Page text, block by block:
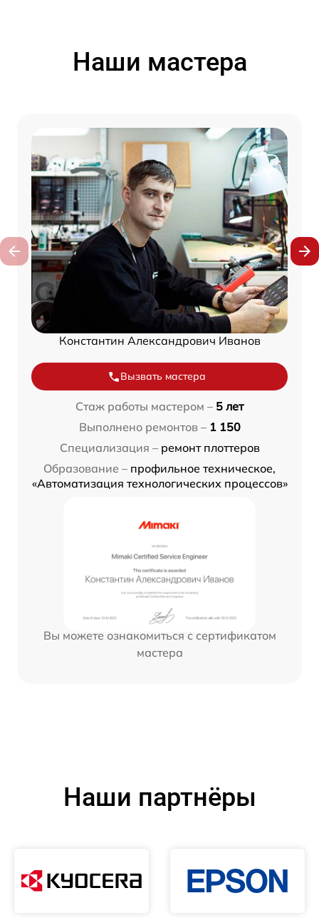
Наши мастера
Константин Александрович Иванов
Вызвать мастера
Стаж работы мастером – 5 лет
Выполнено ремонтов – 1 150
Специализация – ремонт плоттеров
Образование – профильное техническое,
«Автоматизация технологических процессов»
Вы можете ознакомиться с сертификатом
мастера
Наши партнёры